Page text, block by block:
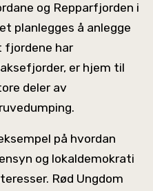
og Repparfjorden i
planlegges å anlegge
fjordene har
er hjem til
deler av
på hvordan
og lokaldemokrati
Rød Ungdom